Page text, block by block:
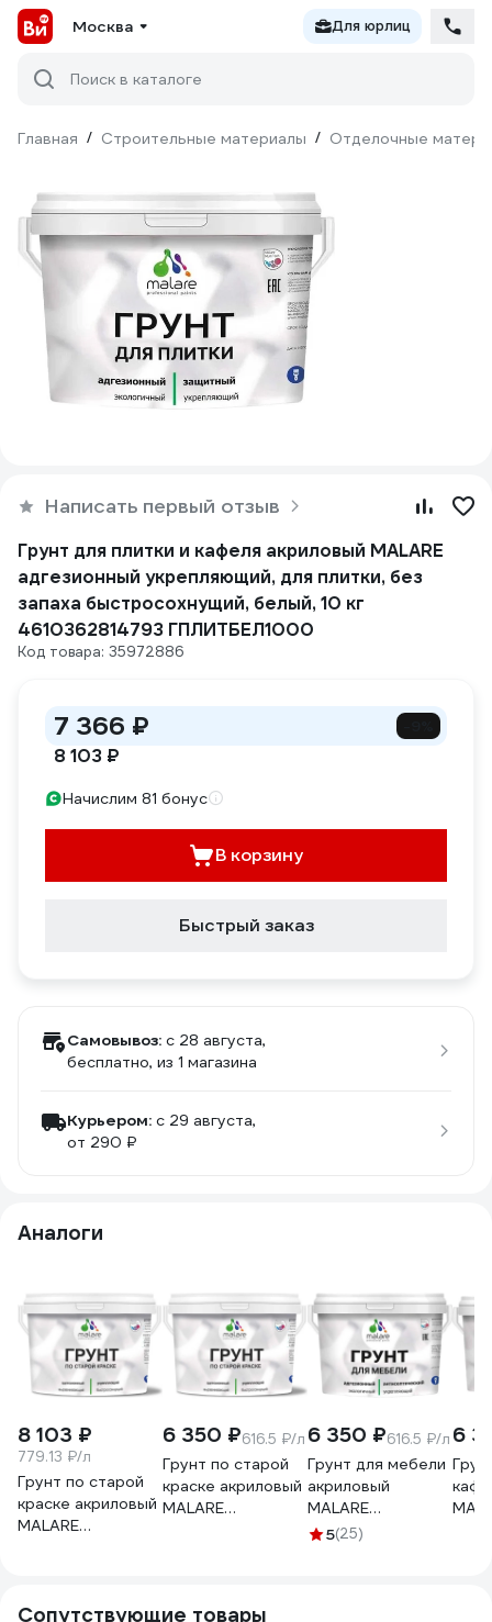
Москва Для юрлиц
Поиск в каталоге
Главная / Строительные материалы / Отделочные
Написать первый отзыв
Грунт для плитки и кафеля акриловый MALARE
адгезионный укрепляющий, для плитки, без
запаха быстросохнущий, белый, 10 кг
4610362814793 ГПЛИТБЕЛ1000
Код товара: 35972886
7 366 ₽
8 103 ₽
Начислим 81 бонус
В корзину
Быстрый заказ
Самовывоз: c 28 августа,
бесплатно, из 1 магазина
Курьером: c 29 августа,
от 290 ₽
Аналоги
8 103 ₽
779.13 ₽/л
Грунт по старой
краске акриловый
MALARE
быстросохнущий,
6 350 ₽616.5 ₽/л
Грунт по старой
краске акриловый
MALARE
полупрозрачная,
6 350 ₽616.5 ₽/л
Грунт для мебели
акриловый
MALARE
адгезионный
5(25)
6
Сопутствующие товары